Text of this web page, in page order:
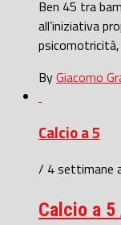
Ben 45 tra
all’iniziativa
ByGiacomo
Calcio a 5
/ 4 settimane
Calcio a